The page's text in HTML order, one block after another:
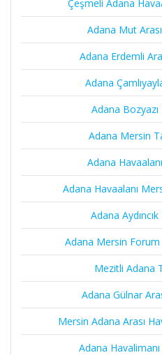
Çeşmeli Adana
Adana Mut
Adana Erdemli
Adana
Adana
Adana Mersin
Adana
Adana Havaalanı
Adana
Adana Mersin Forum
Mezitli Adana
Adana Gülnar
Mersin Adana Arası
Adana